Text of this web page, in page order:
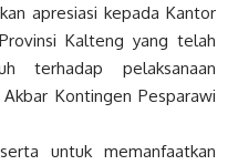
apresiasi kepada Kantor
Kalteng yang telah
terhadap pelaksanaan
Kontingen Pesparawi
untuk memanfaatkan